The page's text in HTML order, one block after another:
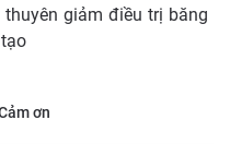
giảm điều trị băng
ơn